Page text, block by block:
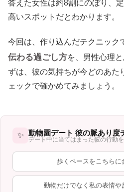
答えた女性は約8割にのぼり、
高いスポットだとわかります。
今回は、作り込んだテクニック
伝わる過ごし方を、男性心理
ずは、彼の気持ちが今どのあた
ェックで確かめてみましょう。
✨ 動物園デート 彼の脈あり度
デート中に当てはまった彼の行動
歩くペースをこちらに
動物だけでなく私の表情や